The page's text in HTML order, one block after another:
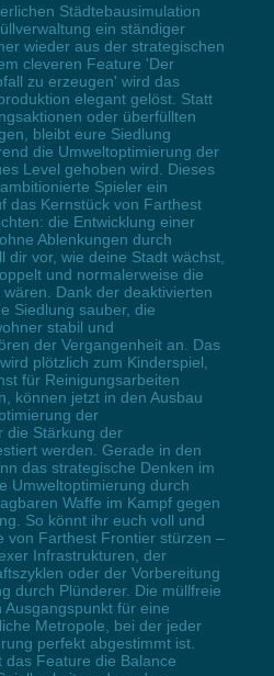
Städtebausimulation
ein ständiger
wieder aus der strategischen
cleveren Feature 'Der
zu erzeugen' wird das
elegant gelöst. Statt
oder überfüllten
bleibt eure Siedlung
die Umweltoptimierung der
Level gehoben wird. Dieses
Spieler ein
das Kernstück von Farthest
die Entwicklung einer
Ablenkungen durch
dir vor, wie deine Stadt wächst,
und normalerweise die
Dank der deaktivierten
Siedlung sauber, die
stabil und
der Vergangenheit an. Das
plötzlich zum Kinderspiel,
für Reinigungsarbeiten
können jetzt in den Ausbau
der
die Stärkung der
werden. Gerade in den
das strategische Denken im
Umweltoptimierung durch
Waffe im Kampf gegen
So könnt ihr euch voll und
von Farthest Frontier stürzen –
Infrastrukturen, der
oder der Vorbereitung
durch Plünderer. Die müllfreie
für eine
Metropole, bei der jeder
perfekt abgestimmt ist.
Feature die Balance